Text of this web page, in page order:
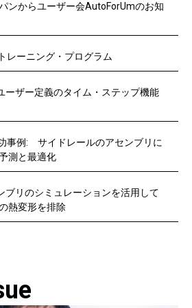
ンからユーザー会AutoForUmのお知
レーニング・プログラム
ーザー定義のタイム・ステップ機能
功事例: サイドレールのアセンブリに
測と最適化
ブリのシミュレーションを活用して
熱変形を排除